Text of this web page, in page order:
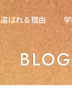
選ばれる理由
選ばれる理由
BLOG